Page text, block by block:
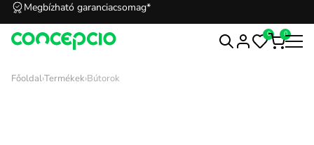
Megbízható garanciacsomag*
0 0
Főoldal›Termékek›Bútorok